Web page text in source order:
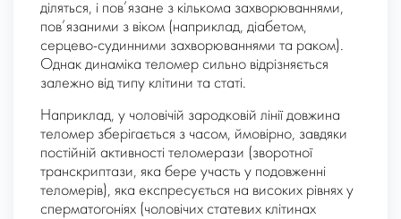
діляться, і пов’язане з кількома захворюваннями,
пов’язаними з віком (наприклад, діабетом,
серцево-судинними захворюваннями та раком).
Однак динаміка теломер сильно відрізняється
залежно від типу клітини та статі.
Наприклад, у чоловічій зародковій лінії довжина
теломер зберігається з часом, ймовірно, завдяки
постійній активності теломерази (зворотної
транскриптази, яка бере участь у подовженні
теломерів), яка експресується на високих рівнях у
сперматогоніях (чоловічих статевих клітинах